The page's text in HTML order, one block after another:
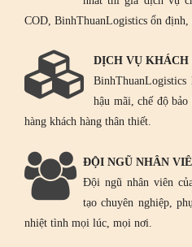
COD, BinhThuanLogistics ổn định,
DỊCH VỤ KHÁCH
hậu mãi, chế độ bảo
hàng khách hàng thân thiết.
ĐỘI NGŨ NHÂN
Đội ngũ nhân viên
tạo chuyên nghiệp,
nhiệt tình mọi lúc, mọi nơi.